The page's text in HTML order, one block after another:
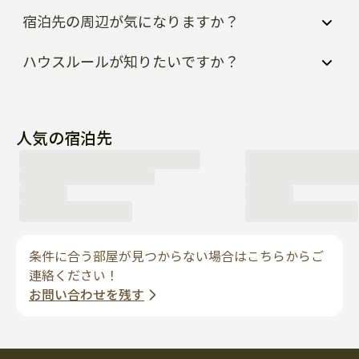
宿泊先の周辺が気になりますか？
ハウスルールが知りたいですか？
人気の宿泊先
条件に合う部屋が見つからない場合はこちらからご
連絡ください！
お問い合わせを残す